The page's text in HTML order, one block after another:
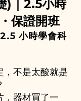
)｜2.5小時
保證開班
2.5 小時學會科
，不是太酸就是
器材買了一